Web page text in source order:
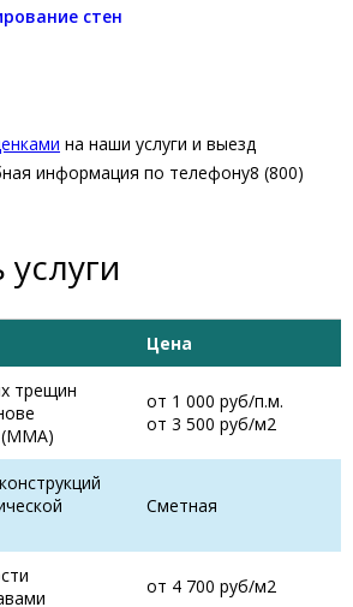
стен
на наши услуги и выезд
информация по телефону8 (800)
Цена
трещин
(ММА)
от 1 000 руб/п.м.
от 3 500 руб/м2
Сметная
от 4 700 руб/м2